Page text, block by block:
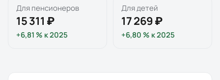
Для пенсионеров
15 311 ₽
+6,81 % к2025
Для детей
17 269 ₽
+6,80 % к2025